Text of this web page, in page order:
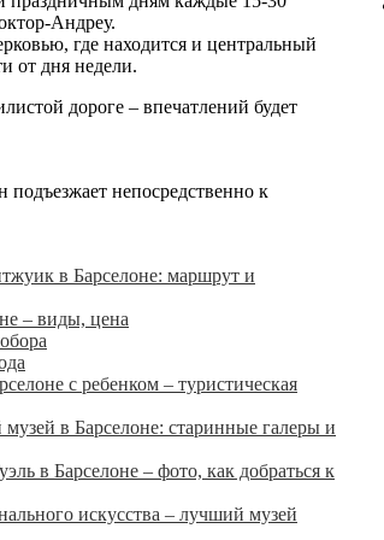
Андреу.
где находится и центральный
от дня недели.
дороге – впечатлений будет
непосредственно к
в Барселоне: маршрут и
– виды, цена
с ребенком – туристическая
в Барселоне: старинные галеры и
в Барселоне – фото, как добраться к
искусства – лучший музей